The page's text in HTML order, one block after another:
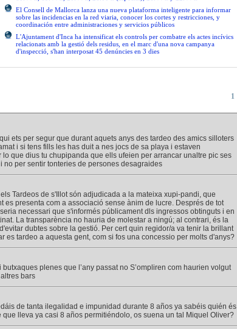
El Consell de Mallorca lanza una nueva plataforma inteligente para informar
sobre las incidencias en la red viaria, conocer los cortes y restricciones, y
coordinación entre administraciones y servicios públicos
L'Ajuntament d'Inca ha intensificat els controls per combatre els actes incívics
relacionats amb la gestió dels residus, en el marc d'una nova campanya
d'inspecció, s'han interposat 45 denúncies en 3 dies
1
ets per segur que durant aquets anys des tardeo des amics silloters
i si tens fills les has duit a nes jocs de sa playa i estaven
lo que dius tu chupipanda que ells ufeien per arrancar unaltre pic ses
no per sentir tonteries de persones desagraides
Tardeos de s'Illot són adjudicada a la mateixa xupi-pandi, que
es presenta com a associació sense ànim de lucre. Després de tot
necessari que s'informés públicament dls ingressos obtinguts i en
La transparència no hauria de molestar a ningú; al contrari, és la
dubtes sobre la gestió. Per cert quin regidor/a va tenir la brillant
es tardeo a aquesta gent, com si fos una concessio per molts d'anys?
butxaques plenes que l’any passat no S’ompliren com haurien volgut
bars
de tanta ilegalidad e impunidad durante 8 años ya sabéis quién és
que lleva ya casi 8 años permitiéndolo, os suena un tal Miquel Oliver?